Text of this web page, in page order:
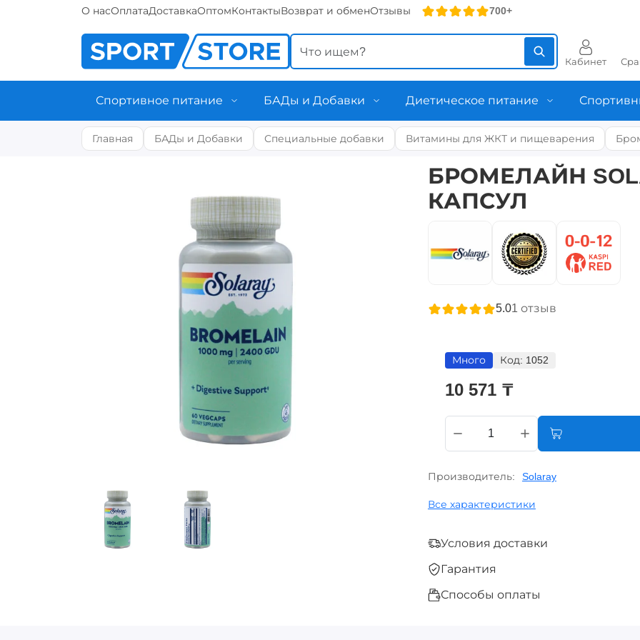
О насОплатаДоставкаОптомКонтактыВозврат и обменОтзывы 700+
Кабинет
Спортивное питание БАДы и Добавки Диетическое питание
Главная БАДы и Добавки Специальные добавки Витамины для ЖКТ и пищеварения
БРОМЕЛАЙН
КАПСУЛ
5.01 отзыв
Много Код: 1052
10 571 ₸
Производитель: Solaray
Все характеристики
Условия доставки
Гарантия
Способы оплаты